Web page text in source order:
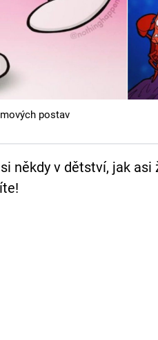
postav
někdy v dětství, jak